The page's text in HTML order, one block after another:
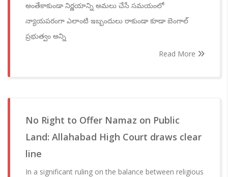
అంతేకాకుండా నిర్ణయాన్ని అమలు చేసే సమయంలో
న్యాయపరంగా ఎలాంటి ఇబ్బందులు రాకుండా కూడా బెంగాల్
ప్రభుత్వం అన్ని
Read More
No Right to Offer Namaz on Public
Land: Allahabad High Court draws clear
line
In a significant ruling on the balance between religious